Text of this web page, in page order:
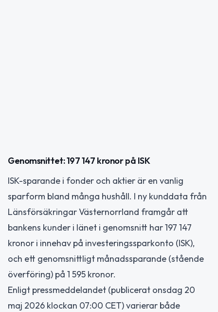
Genomsnittet: 197 147 kronor på ISK
ISK-sparande i fonder och aktier är en vanlig
sparform bland många hushåll. I ny kunddata från
Länsförsäkringar Västernorrland framgår att
bankens kunder i länet i genomsnitt har 197 147
kronor i innehav på investeringssparkonto (ISK),
och ett genomsnittligt månadssparande (stående
överföring) på 1 595 kronor.
Enligt pressmeddelandet (publicerat onsdag 20
maj 2026 klockan 07:00 CET) varierar både